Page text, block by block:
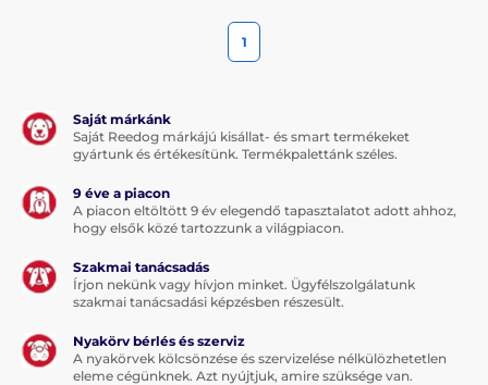
1
Saját márkánk
Saját Reedog márkájú kisállat- és smart termékeket
gyártunk és értékesítünk. Termékpalettánk széles.
9 éve a piacon
A piacon eltöltött 9 év elegendő tapasztalatot adott ahhoz,
hogy elsők közé tartozzunk a világpiacon.
Szakmai tanácsadás
Írjon nekünk vagy hívjon minket. Ügyfélszolgálatunk
szakmai tanácsadási képzésben részesült.
Nyakörv bérlés és szerviz
A nyakörvek kölcsönzése és szervizelése nélkülözhetetlen
eleme cégünknek. Azt nyújtjuk, amire szüksége van.